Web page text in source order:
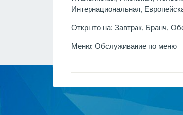
Интернациональная,
Открыто на: Завтрак, Бранч,
Меню: Обслуживание по меню